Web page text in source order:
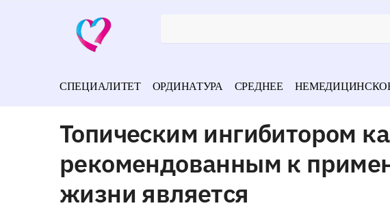
СПЕЦИАЛИТЕТ ОРДИНАТУРА СРЕДНЕЕ
Топическим ингибитором
рекомендованным к
жизни является